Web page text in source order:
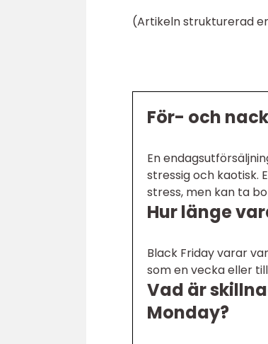
(Artikeln strukturerad
För- och
En
stressig och kaotisk.
stress, men kan ta
Hur länge
Black Friday varar
som en vecka eller
Vad är
Monday?